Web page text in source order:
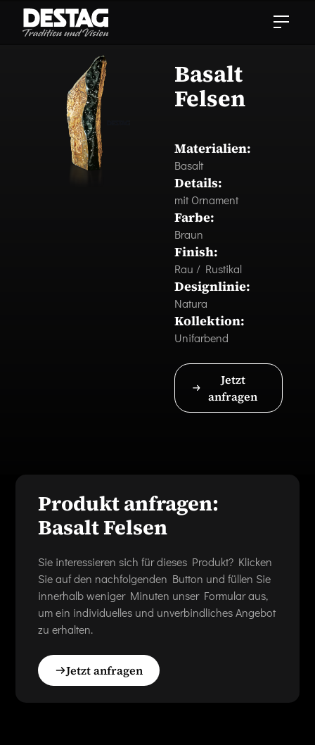
Basalt
Felsen
Materialien:
Basalt
Details:
mit Ornament
Farbe:
Braun
Finish:
Rau / Rustikal
Designlinie:
Natura
Kollektion:
Unifarbend
Jetzt
anfragen
Produkt anfragen:
Basalt Felsen
Sie interessieren sich für dieses Produkt? Klicken
Sie auf den nachfolgenden Button und füllen Sie
innerhalb weniger Minuten unser Formular aus,
um ein individuelles und unverbindliches Angebot
zu erhalten.
Jetzt anfragen